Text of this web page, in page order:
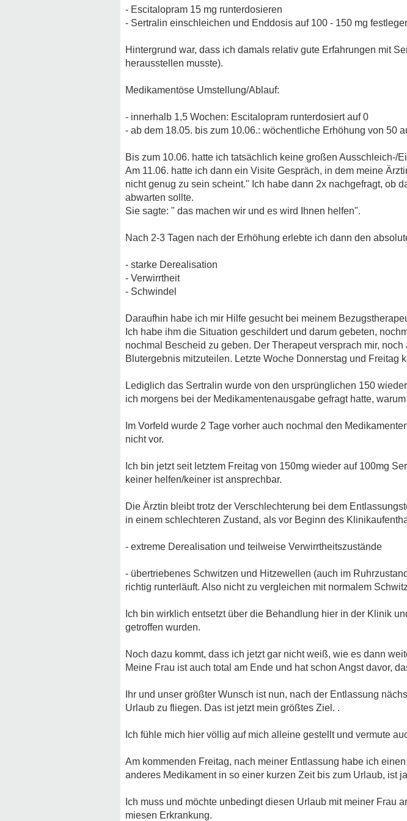
- Escitalopram 15 mg runterdosieren
- Sertralin einschleichen und Enddosis auf 100 - 150 mg
Hintergrund war, dass ich damals relativ gute Erfahrungen mit
herausstellen musste).
Medikamentöse Umstellung/Ablauf:
- innerhalb 1,5 Wochen: Escitalopram runterdosiert auf 0
- ab dem 18.05. bis zum 10.06.: wöchentliche Erhöhung von 50
Bis zum 10.06. hatte ich tatsächlich keine großen Ausschleich-/
Am 11.06. hatte ich dann ein Visite Gespräch, in dem meine
nicht genug zu sein scheint." Ich habe dann 2x nachgefragt, ob
abwarten sollte.
Sie sagte: " das machen wir und es wird Ihnen helfen".
Nach 2-3 Tagen nach der Erhöhung erlebte ich dann den
- starke Derealisation
- Verwirrtheit
- Schwindel
Daraufhin habe ich mir Hilfe gesucht bei meinem
Ich habe ihm die Situation geschildert und darum gebeten,
nochmal Bescheid zu geben. Der Therapeut versprach mir,
Blutergebnis mitzuteilen. Letzte Woche Donnerstag und Freitag
Lediglich das Sertralin wurde von den ursprünglichen 150
ich morgens bei der Medikamentenausgabe gefragt hatte,
Im Vorfeld wurde 2 Tage vorher auch nochmal den
nicht vor.
Ich bin jetzt seit letztem Freitag von 150mg wieder auf 100mg
keiner helfen/keiner ist ansprechbar.
Die Ärztin bleibt trotz der Verschlechterung bei dem
in einem schlechteren Zustand, als vor Beginn des
- extreme Derealisation und teilweise Verwirrtheitszustände
- übertriebenes Schwitzen und Hitzewellen (auch im
richtig runterläuft. Also nicht zu vergleichen mit normalem
Ich bin wirklich entsetzt über die Behandlung hier in der Klinik
getroffen wurden.
Noch dazu kommt, dass ich jetzt gar nicht weiß, wie es dann
Meine Frau ist auch total am Ende und hat schon Angst davor,
Ihr und unser größter Wunsch ist nun, nach der Entlassung
Urlaub zu fliegen. Das ist jetzt mein größtes Ziel. .
Ich fühle mich hier völlig auf mich alleine gestellt und vermute
Am kommenden Freitag, nach meiner Entlassung habe ich
anderes Medikament in so einer kurzen Zeit bis zum Urlaub, ist
Ich muss und möchte unbedingt diesen Urlaub mit meiner Frau
miesen Erkrankung.